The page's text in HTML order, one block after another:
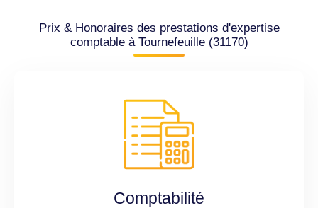
Prix & Honoraires des prestations d'expertise
comptable à Tournefeuille (31170)
Comptabilité